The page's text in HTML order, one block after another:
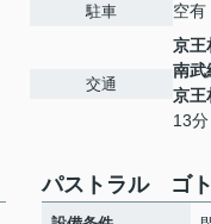
駐車 空有
交通
京王
南武
京王
13分
パストラル ゴ